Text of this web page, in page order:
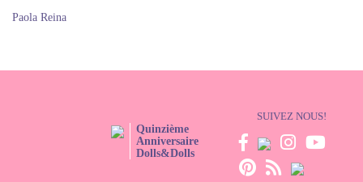
Paola Reina
Quinzième
Anniversaire
Dolls&Dolls
SUIVEZ NOUS!